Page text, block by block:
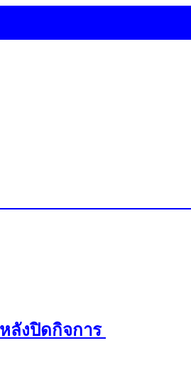
ลังปิดกิจการ